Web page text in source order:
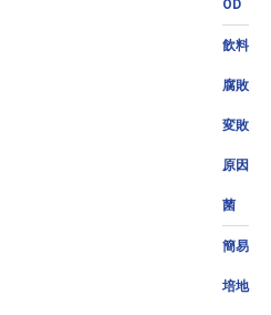
OD
飲料
腐敗
変敗
原因
菌
簡易
培地